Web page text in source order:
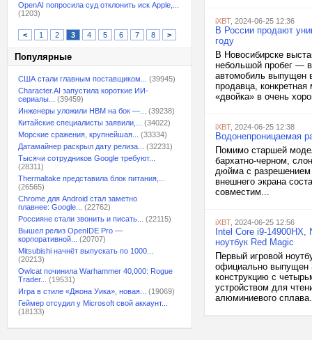
OpenAI попросила суд отклонить иск Apple,...
(1203)
< 1 2 3 4 5 6 7 8 >
Популярные
США стали главным поставщиком...
(39945)
Character.AI запустила короткие ИИ-
сериалы...
(39459)
Инженеры уложили HBM на бок —...
(39238)
Китайские специалисты заявили,...
(34022)
Морские сражения, крупнейшая...
(33334)
Датамайнер раскрыл дату релиза...
(32231)
Тысячи сотрудников Google требуют...
(28311)
Thermaltake представила блок питания,...
(26565)
Chrome для Android стал заметно
плавнее: Google...
(22762)
Россияне стали звонить и писать...
(22115)
Вышел релиз OpenIDE Pro —
корпоративной...
(20707)
Mitsubishi начнёт выпускать по 1000...
(20213)
Owlcat починила Warhammer 40,000: Rogue
Trader...
(19531)
Игра в стиле «Джона Уика», новая...
(19069)
Геймер отсудил у Microsoft свой аккаунт...
(18133)
iXBT, 2024-06-25 12:36
В России продают
году
В Новосибирске
небольшой пробег —
автомобиль выпущен
продавца,
«двойка» в очень
iXBT, 2024-06-25 12:38
Водонепроницаемая
Помимо старшей
бархатно-черном,
дюйма с разрешением
внешнего экрана
совместим...
iXBT, 2024-06-25 12:56
Intel Core i9-
ноутбук Red Magic
Первый игровой
официально выпущен
конструкцию с
устройством для
алюминиевого